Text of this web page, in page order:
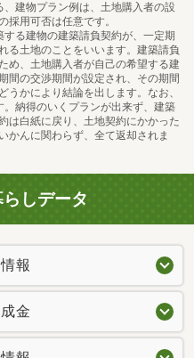
建物プラン例は、土地購入者の設
採用可否は任意です。
る建物の建築請負契約が、一定期
る土地のことをいいます。建築請負
め、土地購入者が自己の希望する建
間の交渉期間が設定され、その期間
うかにより結論を出します。なお、
納得のいくプランが出来ず、建築
は白紙に戻り、土地契約にかかった
かんに関わらず、全て返却されま
しデータ
報
金